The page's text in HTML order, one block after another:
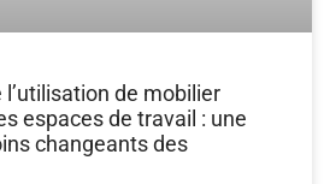
de mobilier
espaces de travail : une
changeants des